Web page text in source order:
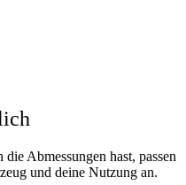
Abmessungen hast, passen
und deine Nutzung an.